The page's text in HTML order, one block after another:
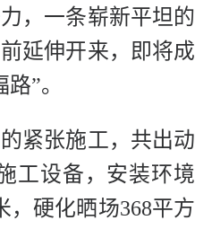
，一条崭新平坦的
延伸开来，即将成
”。
紧张施工，共出动
工设备，安装环境
，硬化晒场368平方